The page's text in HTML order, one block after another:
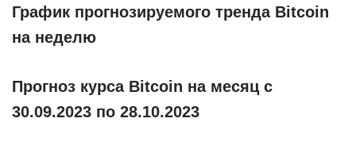
График прогнозируемого тренда Bitcoin
на неделю
Прогноз курса Bitcoin на месяц с
30.09.2023 по 28.10.2023